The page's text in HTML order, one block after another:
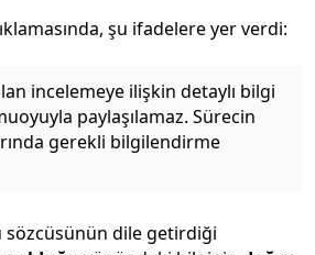
şu ifadelere yer verdi:
incelemeye ilişkin detaylı bilgi
paylaşılamaz. Sürecin
gerekli bilgilendirme
sözcüsünün dile getirdiği